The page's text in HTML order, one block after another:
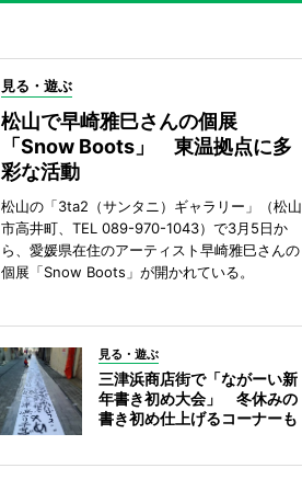
見る・遊ぶ
松山で早崎雅巳さんの個展
「Snow Boots」 東温拠点に多
彩な活動
松山の「3ta2（サンタニ）ギャラリー」（松山
市高井町、TEL 089-970-1043）で3月5日か
ら、愛媛県在住のアーティスト早崎雅巳さんの
個展「Snow Boots」が開かれている。
見る・遊ぶ
三津浜商店街で「ながーい新
年書き初め大会」 冬休みの
書き初め仕上げるコーナーも